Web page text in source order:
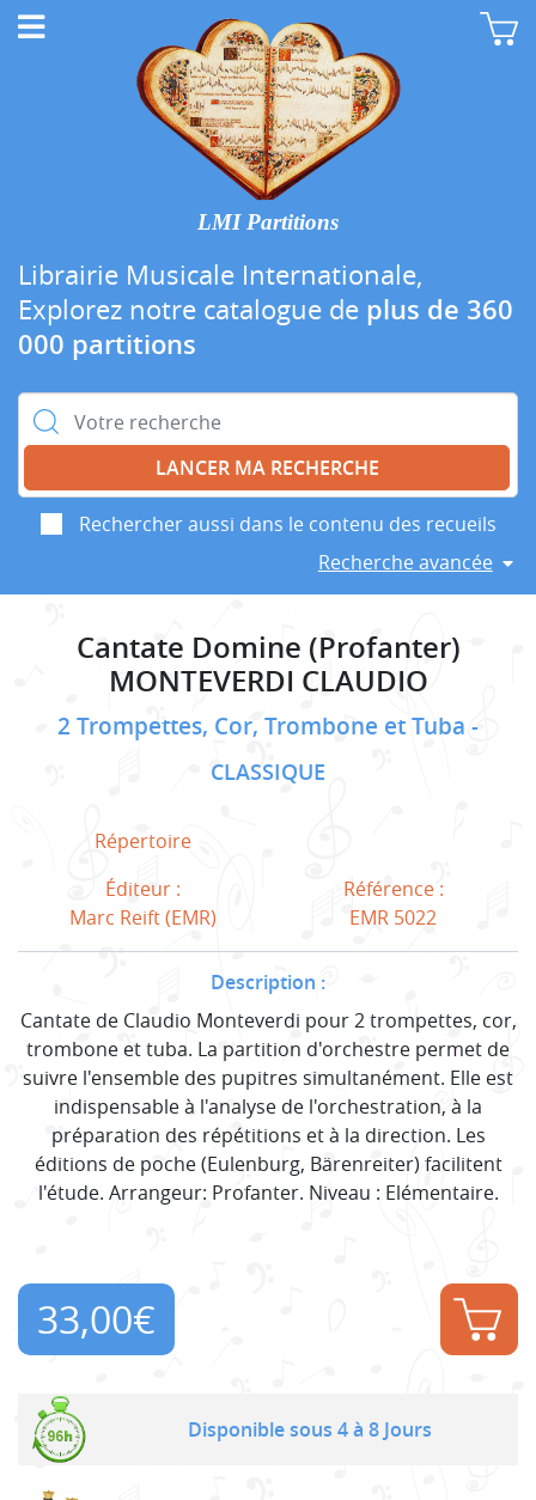
LMI Partitions
Librairie Musicale Internationale,
Explorez notre catalogue de plus de 360
000 partitions
Rechercher :
Rechercher aussi dans le contenu des recueils
Recherche avancée
Cantate Domine (Profanter)
MONTEVERDI CLAUDIO
2 Trompettes, Cor, Trombone et Tuba
CLASSIQUE
Répertoire
Éditeur :
Marc Reift (EMR)
Référence :
EMR 5022
Description :
Cantate de Claudio Monteverdi pour 2 trompettes, cor,
trombone et tuba. La partition d'orchestre permet de
suivre l'ensemble des pupitres simultanément. Elle est
indispensable à l'analyse de l'orchestration, à la
préparation des répétitions et à la direction. Les
éditions de poche (Eulenburg, Bärenreiter) facilitent
l'étude. Arrangeur: Profanter. Niveau : Elémentaire.
33,00€
Disponible sous 4 à 8 Jours